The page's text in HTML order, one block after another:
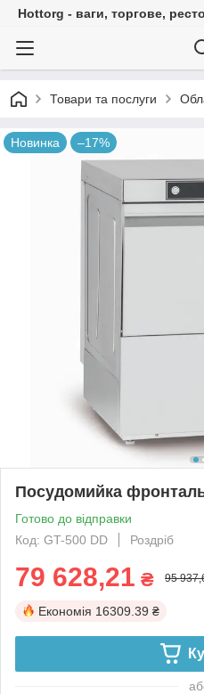
Hottorg - ваги, торгове,
Товари та послуги
Новинка –17%
Посудомийка
Готово до відправки
Код: GT-500 DD
Роздріб
79 628,21 ₴ 95
Економія 16309.39 ₴